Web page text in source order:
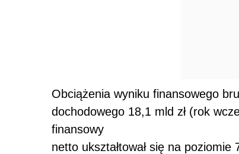
Obciążenia wyniku finansowego
dochodowego 18,1 mld zł (rok
finansowy
netto ukształtował się na